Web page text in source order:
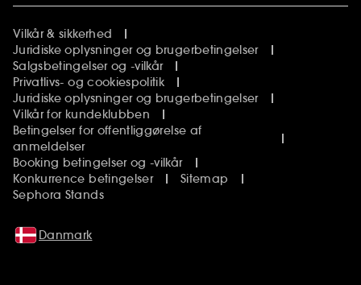
Vilkår & sikkerhed
Juridiske oplysninger og brugerbetingelser
Salgsbetingelser og -vilkår
Privatlivs- og cookiespolitik
Juridiske oplysninger og brugerbetingelser
Vilkår for kundeklubben
Betingelser for offentliggørelse af
anmeldelser
Booking betingelser og -vilkår
Konkurrence betingelser
Sitemap
Sephora Stands
Danmark